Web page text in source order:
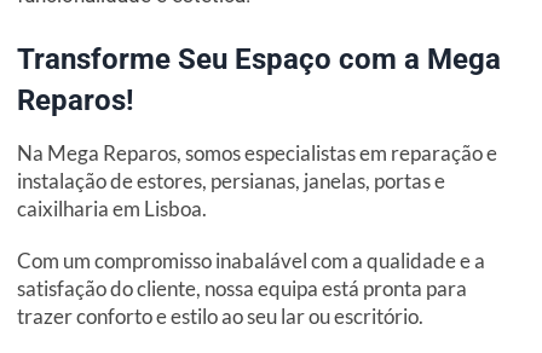
Transforme Seu Espaço com a Mega
Reparos!
Na Mega Reparos, somos especialistas em reparação e
instalação de estores, persianas, janelas, portas e
caixilharia em Lisboa.
Com um compromisso inabalável com a qualidade e a
satisfação do cliente, nossa equipa está pronta para
trazer conforto e estilo ao seu lar ou escritório.